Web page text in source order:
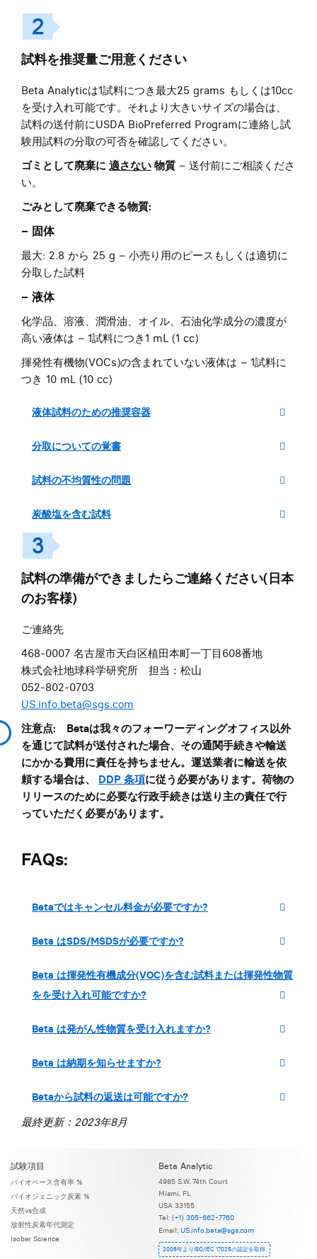
試料を推奨量ご用意ください
Beta Analyticは1試料につき最大25 grams もしくは10cc
を受け入れ可能です。それより大きいサイズの場合は、
試料の送付前にUSDA BioPreferred Programに連絡し試
験用試料の分取の可否を確認してください。
ゴミとして廃棄に 適さない 物質 – 送付前にご相談くださ
い。
ごみとして廃棄できる物質:
– 固体
最大: 2.8 から 25 g – 小売り用のピースもしくは適切に
分取した試料
– 液体
化学品、溶液、潤滑油、オイル、石油化学成分の濃度が
高い液体は – 1試料につき1 mL (1 cc)
揮発性有機物(VOCs)の含まれていない液体は – 1試料に
つき 10 mL (10 cc)
液体試料のための推奨容器
分取についての覚書
試料の不均質性の問題
炭酸塩を含む試料
試料の準備ができましたらご連絡ください(日本
のお客様)
ご連絡先
468-0007 名古屋市天白区植田本町一丁目608番地
株式会社地球科学研究所 担当：松山
052-802-0703
US.info.beta@sgs.com
注意点: Betaは我々のフォーワーディングオフィス以外
を通じて試料が送付された場合、その通関手続きや輸送
にかかる費用に責任を持ちません。運送業者に輸送を依
頼する場合は、 DDP 条項に従う必要があります。荷物の
リリースのために必要な行政手続きは送り主の責任で行
っていただく必要があります。
FAQs:
Betaではキャンセル料金が必要ですか?
Beta はSDS/MSDSが必要ですか?
Beta は揮発性有機成分(VOC)を含む試料または揮発性物質
をを受け入れ可能ですか?
Beta は発がん性物質を受け入れますか?
Beta は納期を知らせますか?
Betaから試料の返送は可能ですか?
最終更新：2023年8月